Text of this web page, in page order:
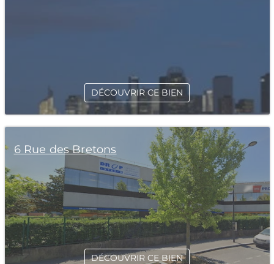
DÉCOUVRIR CE BIEN
6 Rue des Bretons
DÉCOUVRIR CE BIEN